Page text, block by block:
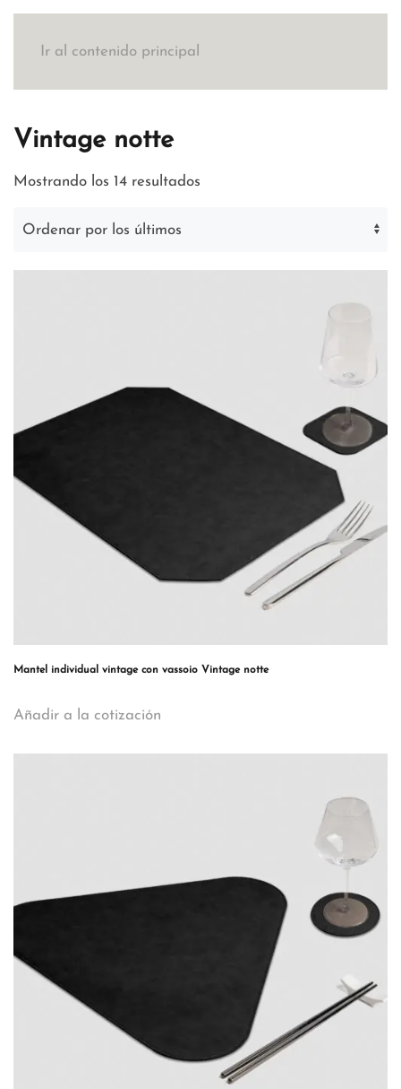
Ir al contenido principal
Vintage notte
Mostrando los 14 resultados
Mantel individual vintage con vassoio Vintage notte
Añadir a la cotización